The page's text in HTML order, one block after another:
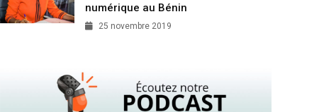
numérique au Bénin
25 novembre 2019